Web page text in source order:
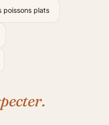
poissons plats